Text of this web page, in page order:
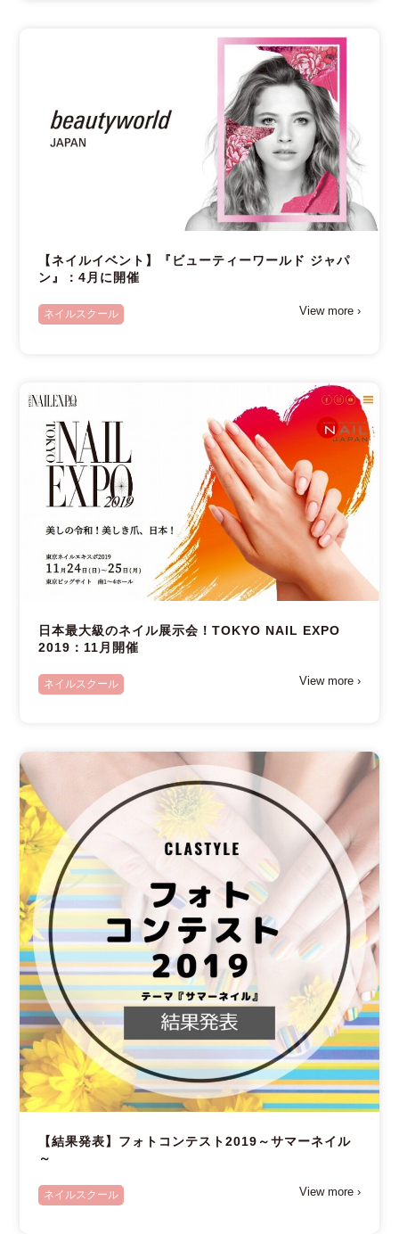
【ネイルイベント】『ビューティーワールド ジャパ
ン』：4月に開催
ネイルスクール View more ›
日本最大級のネイル展示会！TOKYO NAIL EXPO
2019：11月開催
ネイルスクール View more ›
【結果発表】フォトコンテスト2019～サマーネイル
～
ネイルスクール View more ›